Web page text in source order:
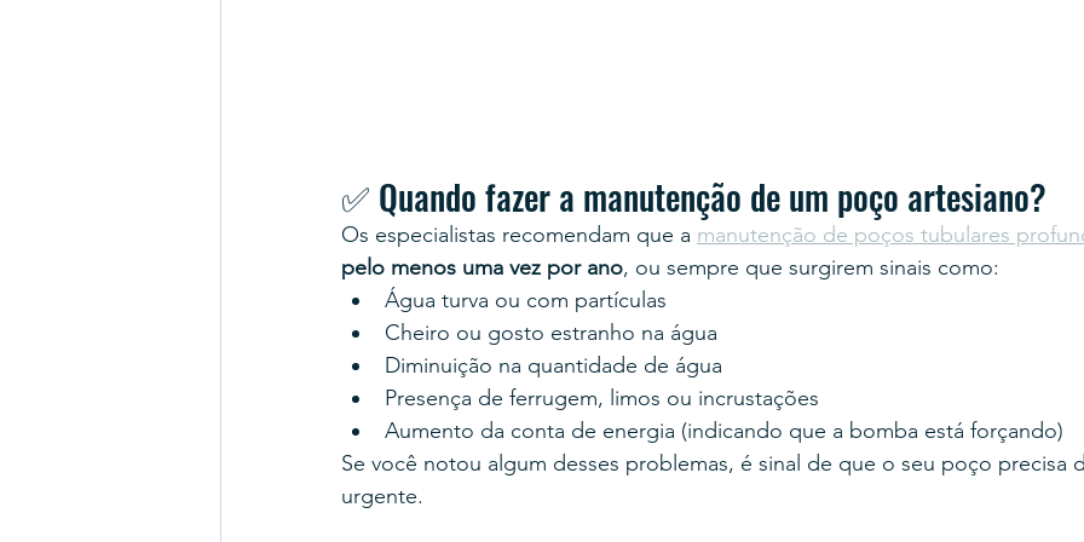
✅ Quando fazer a manutenção de um poço artesiano?
Os especialistas recomendam que a manutenção de poços tubulares
pelo menos uma vez por ano, ou sempre que surgirem sinais como:
Água turva ou com partículas
Cheiro ou gosto estranho na água
Diminuição na quantidade de água
Presença de ferrugem, limos ou incrustações
Aumento da conta de energia (indicando que a bomba está forçando)
Se você notou algum desses problemas, é sinal de que o seu poço precisa
urgente.